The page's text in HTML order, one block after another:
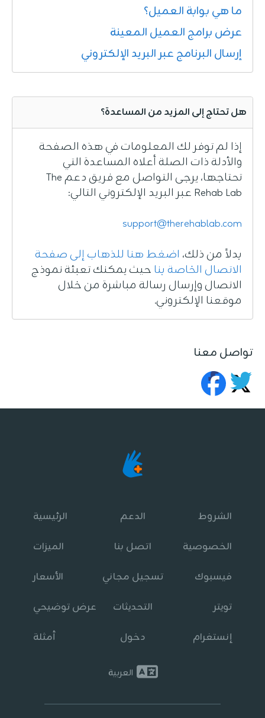
ما هي بوابة العميل؟
عرض برامج العميل المعينة
إرسال البرنامج عبر البريد الإلكتروني
هل تحتاج إلى المزيد من المساعدة؟
إذا لم توفر لك المعلومات في هذه الصفحة
والأدلة ذات الصلة أعلاه المساعدة التي
تحتاجها، يرجى التواصل مع فريق دعم The
Rehab Lab عبر البريد الإلكتروني التالي:
support@therehablab.com
بدلاً من ذلك، اضغط هنا للذهاب إلى صفحة
الاتصال الخاصة بنا حيث يمكنك تعبئة نموذج
الاتصال وإرسال رسالة مباشرة من خلال
موقعنا الإلكتروني.
تواصل معنا
الرئيسية
الميزات
الأسعار
عرض توضيحي
أمثلة
الدعم
اتصل بنا
تسجيل مجاني
التحديثات
دخول
الشروط
الخصوصية
فيسبوك
تويتر
إنستغرام
العربية